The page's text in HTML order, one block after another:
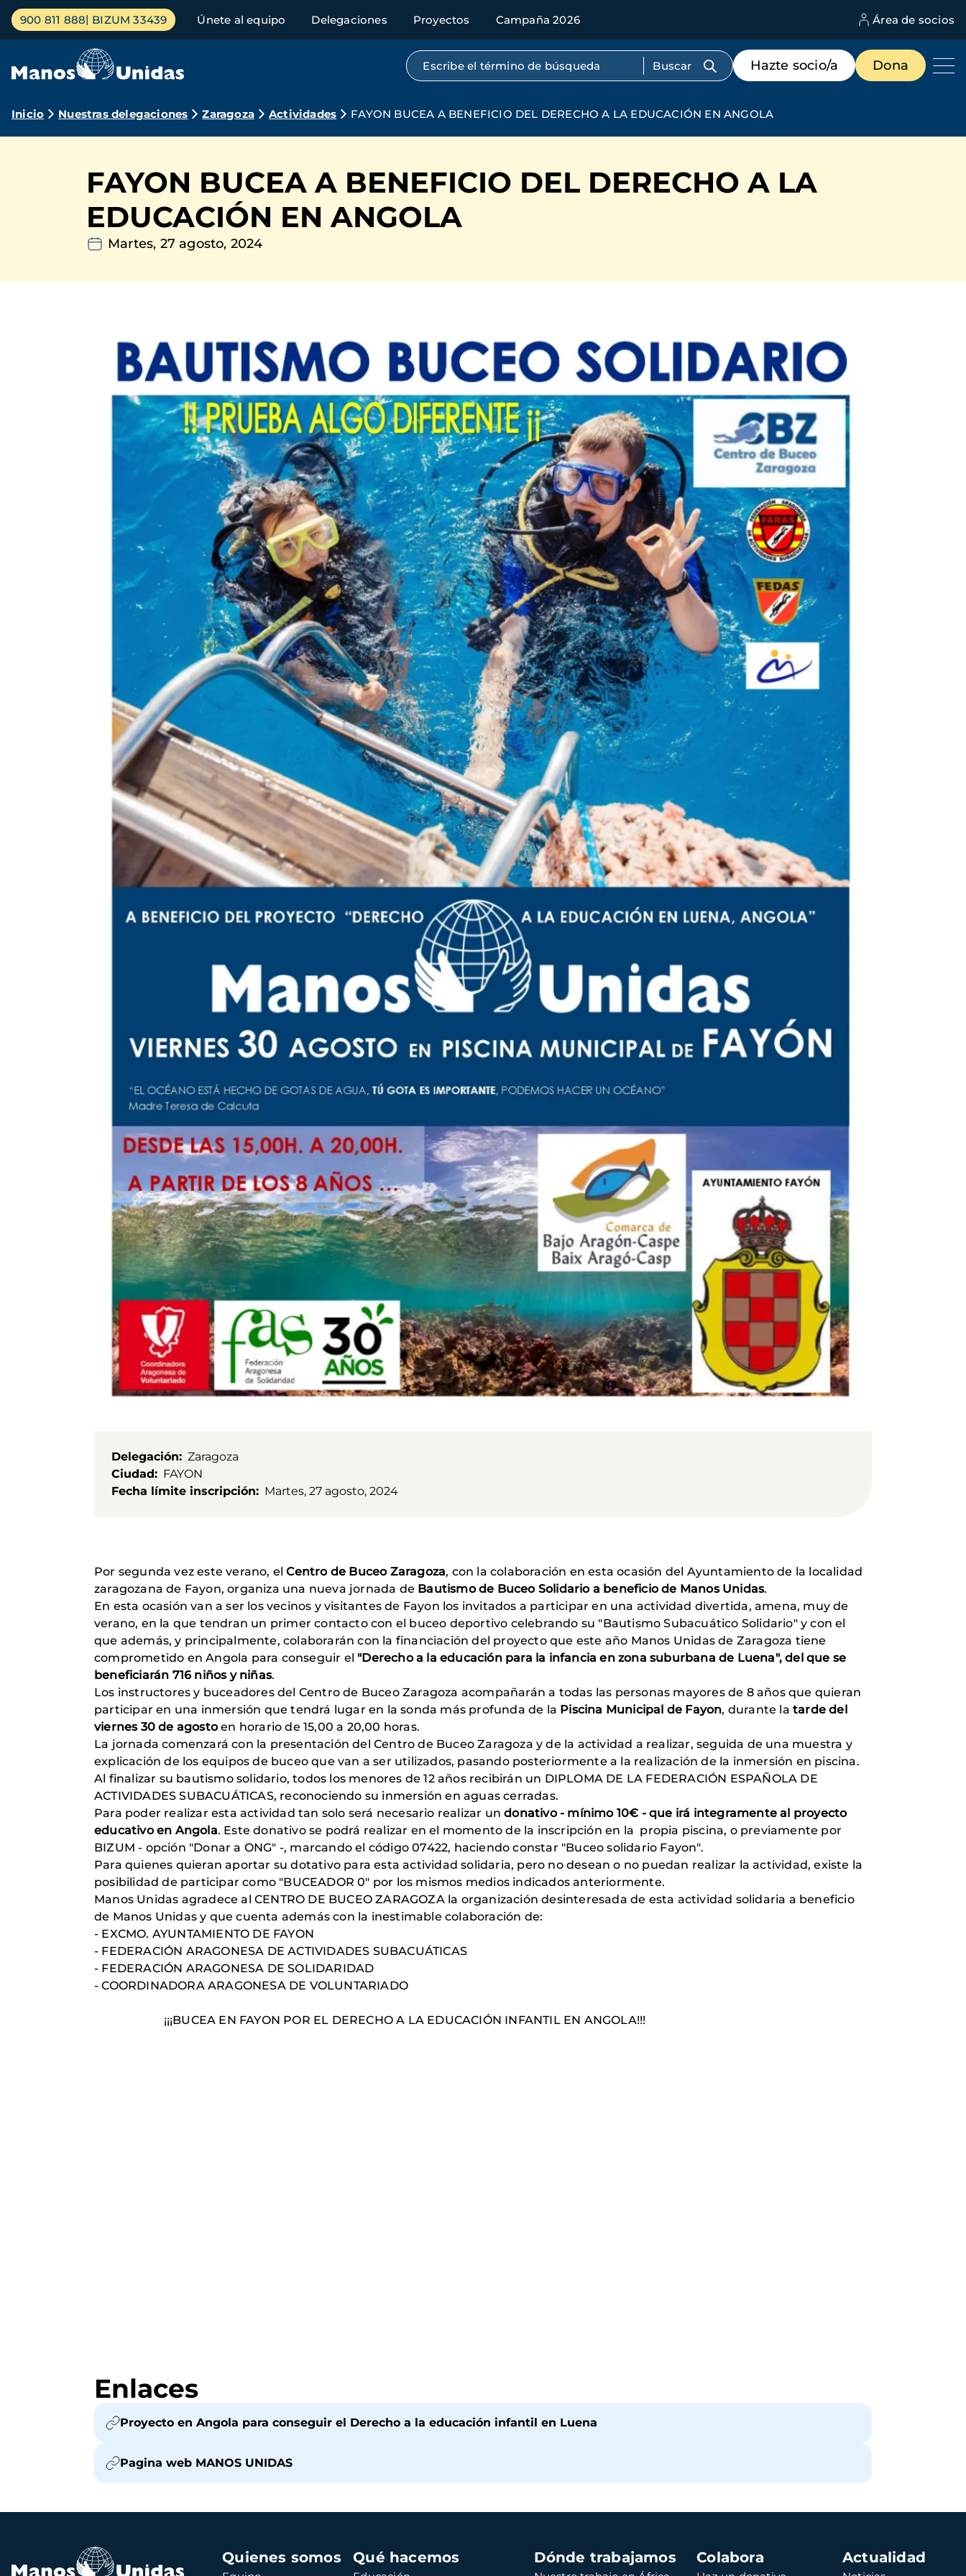
Pasar
contenido
Menú
principal
900 811 888 BIZUM 33439 Únete al equipo Delegaciones Proyectos Campaña 2026 Área de socios
Búsqueda por texto completo
Menú
de
destacados
Hazte socio/a Dona
Ruta
navegación
Inicio Nuestras delegaciones Zaragoza Actividades FAYON BUCEA A BENEFICIO DEL DERECHO A LA EDUCACIÓN EN ANGOLA
FAYON BUCEA A BENEFICIO DEL DERECHO A LA
EDUCACIÓN EN ANGOLA
Martes, 27 agosto, 2024
Delegación
Zaragoza
Ciudad
FAYON
Fecha límite inscripción
Martes, 27 agosto, 2024
Por segunda vez este verano, elCentro de Buceo Zaragoza, con la colaboración en esta ocasión del Ayuntamiento de la localidad
zaragozana de Fayon, organiza una nueva jornada de Bautismo de Buceo Solidario a beneficio de Manos Unidas.
En esta ocasión van a ser los vecinos y visitantes de Fayon los invitados a participar en una actividad divertida, amena, muy de
verano, en la que tendran un primer contacto con el buceo deportivo celebrando su "Bautismo Subacuático Solidario" y con el
que además, y principalmente, colaborarán con la financiación del proyecto que este año Manos Unidas de Zaragoza tiene
comprometido en Angola para conseguir el "Derecho a la educación para la infancia en zona suburbana de Luena", del que se
beneficiarán 716 niños y niñas.
Los instructores y buceadores del Centro de Buceo Zaragoza acompañarán a todas las personas mayores de 8 años que quieran
participar en una inmersión que tendrá lugar en la sonda más profunda de la Piscina Municipal de Fayon, durante latarde del
viernes 30 de agostoen horario de 15,00 a 20,00 horas.
La jornada comenzará con la presentación del Centro de Buceo Zaragoza y de la actividad a realizar, seguida de una muestra y
explicación de los equipos de buceo que van a ser utilizados, pasando posteriormente a la realización de la inmersión en piscina.
Al finalizar su bautismo solidario, todos los menores de 12 años recibirán un DIPLOMA DE LA FEDERACIÓN ESPAÑOLA DE
ACTIVIDADES SUBACUÁTICAS, reconociendo su inmersión en aguas cerradas.
Para poder realizar esta actividad tan solo será necesario realizar undonativo - mínimo 10€ - que irá integramente al proyecto
educativo en Angola. Este donativo se podrá realizar en el momento de la inscripción en la propia piscina, o previamente por
BIZUM - opción "Donar a ONG" -, marcando el código 07422, haciendo constar "Buceo solidario Fayon".
Para quienes quieran aportar su dotativo para esta actividad solidaria, pero no desean o no puedan realizar la actividad, existe la
posibilidad de participar como "BUCEADOR 0" por los mismos medios indicados anteriormente.
Manos Unidas agradece al CENTRO DE BUCEO ZARAGOZA la organización desinteresada de esta actividad solidaria a beneficio
de Manos Unidas y que cuenta además con la inestimable colaboración de:
- EXCMO. AYUNTAMIENTO DE FAYON
- FEDERACIÓN ARAGONESA DE ACTIVIDADES SUBACUÁTICAS
- FEDERACIÓN ARAGONESA DE SOLIDARIDAD
- COORDINADORA ARAGONESA DE VOLUNTARIADO
¡¡¡BUCEA EN FAYON POR EL DERECHO A LA EDUCACIÓN INFANTIL EN ANGOLA!!!
Enlaces
Proyecto en Angola para conseguir el Derecho a la educación infantil en Luena
Pagina web MANOS UNIDAS
Navegación
principal
Quienes somos Qué hacemos Dónde trabajamos Colabora Actualidad